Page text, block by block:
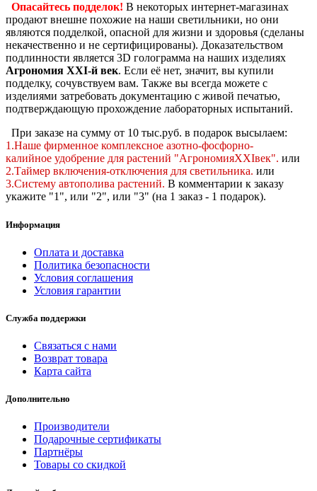
Опасайтесь подделок! В некоторых интернет-магазинах
продают внешне похожие на наши светильники, но они
являются подделкой, опасной для жизни и здоровья (сделаны
некачественно и не сертифицированы). Доказательством
подлинности является 3D голограмма на наших изделиях
Агрономия XXI-й век. Если её нет, значит, вы купили
подделку, сочувствуем вам. Также вы всегда можете с
изделиями затребовать документацию с живой печатью,
подтверждающую прохождение лабораторных испытаний.
При заказе на сумму от 10 тыс.руб. в подарок высылаем:
1.Наше фирменное комплексное азотно-фосфорно-
калийное удобрение для растений "АгрономияXXIвек". или
2.Таймер включения-отключения для светильника. или
3.Систему автополива растений. В комментарии к заказу
укажите "1", или "2", или "3" (на 1 заказ - 1 подарок).
Информация
Оплата и доставка
Политика безопасности
Условия соглашения
Условия гарантии
Служба поддержки
Связаться с нами
Возврат товара
Карта сайта
Дополнительно
Производители
Подарочные сертификаты
Партнёры
Товары со скидкой